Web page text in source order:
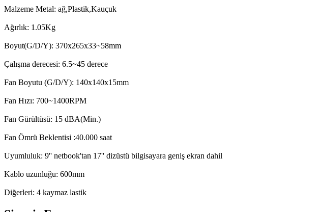
Malzeme Metal: ağ,Plastik,Kauçuk
Ağırlık: 1.05Kg
Boyut(G/D/Y): 370x265x33~58mm
Çalışma derecesi: 6.5~45 derece
Fan Boyutu (G/D/Y): 140x140x15mm
Fan Hızı: 700~1400RPM
Fan Gürültüsü: 15 dBA(Min.)
Fan Ömrü Beklentisi :40.000 saat
Uyumluluk: 9'' netbook'tan 17'' dizüstü bilgisayara geniş ekran dahil
Kablo uzunluğu: 600mm
Diğerleri: 4 kaymaz lastik